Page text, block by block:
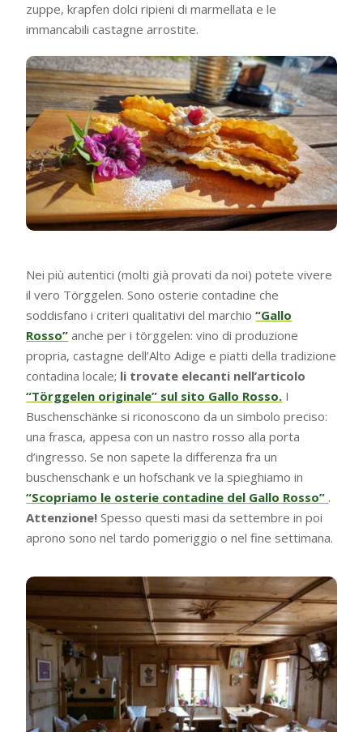
zuppe, krapfen dolci ripieni di marmellata e le
immancabili castagne arrostite.
Nei più autentici (molti già provati da noi) potete vivere
il vero Törggelen. Sono osterie contadine che
soddisfano i criteri qualitativi del marchio“Gallo
Rosso” anche per i törggelen: vino di produzione
propria, castagne dell’Alto Adige e piatti della tradizione
contadina locale; li trovate elecanti nell’articolo
“Törggelen originale” sul sito Gallo Rosso. I
Buschenschänke si riconoscono da un simbolo preciso:
una frasca, appesa con un nastro rosso alla porta
d’ingresso. Se non sapete la differenza fra un
buschenschank e un hofschank ve la spieghiamo in
“Scopriamo le osterie contadine del Gallo Rosso” .
Attenzione! Spesso questi masi da settembre in poi
aprono sono nel tardo pomeriggio o nel fine settimana.